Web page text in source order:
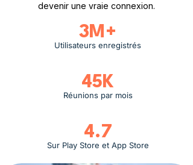
devenir une vraie connexion.
3M+
Utilisateurs enregistrés
45K
Réunions par mois
4.7
Sur Play Store et App Store